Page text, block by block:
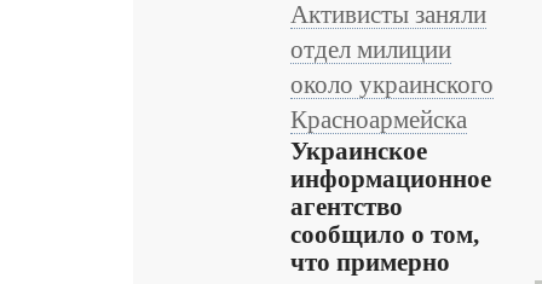
Активисты заняли
отдел милиции
около украинского
Красноармейска
Украинское
информационное
агентство
сообщило о том,
что примерно